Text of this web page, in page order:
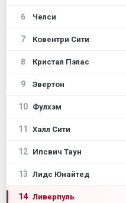
6 Челси
7 Ковентри Сити
8 Кристал Пэлас
9 Эвертон
10 Фулхэм
11 Халл Сити
12 Ипсвич Таун
13 Лидс Юнайтед
14 Ливерпуль